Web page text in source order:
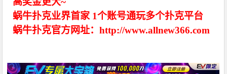
蜗牛扑克业界首家 1个账号通玩多个扑克平台
蜗牛扑克官方网址：http://www.allnew366.com